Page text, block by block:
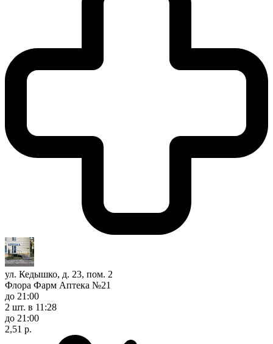
ул. Кедышко, д. 23, пом. 2
Флора Фарм Аптека №21
до 21:00
2 шт. в 11:28
до 21:00
2,51 р.